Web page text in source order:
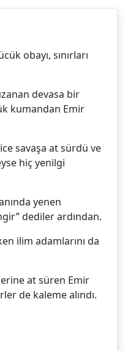
obayı, sınırları
devasa bir
kumandan Emir
savaşa at sürdü ve
hiç yenilgi
yenen
dediler ardından.
ilim adamlarını da
at süren Emir
de kaleme alındı.